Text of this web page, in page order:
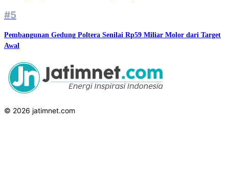
#5
Pembangunan Gedung Poltera Senilai Rp59 Miliar Molor dari Target
Awal
© 2026 jatimnet.com